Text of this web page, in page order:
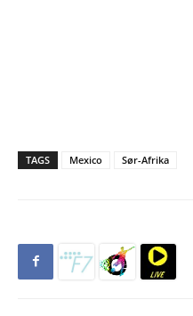
TAGS Mexico Sør-Afrika